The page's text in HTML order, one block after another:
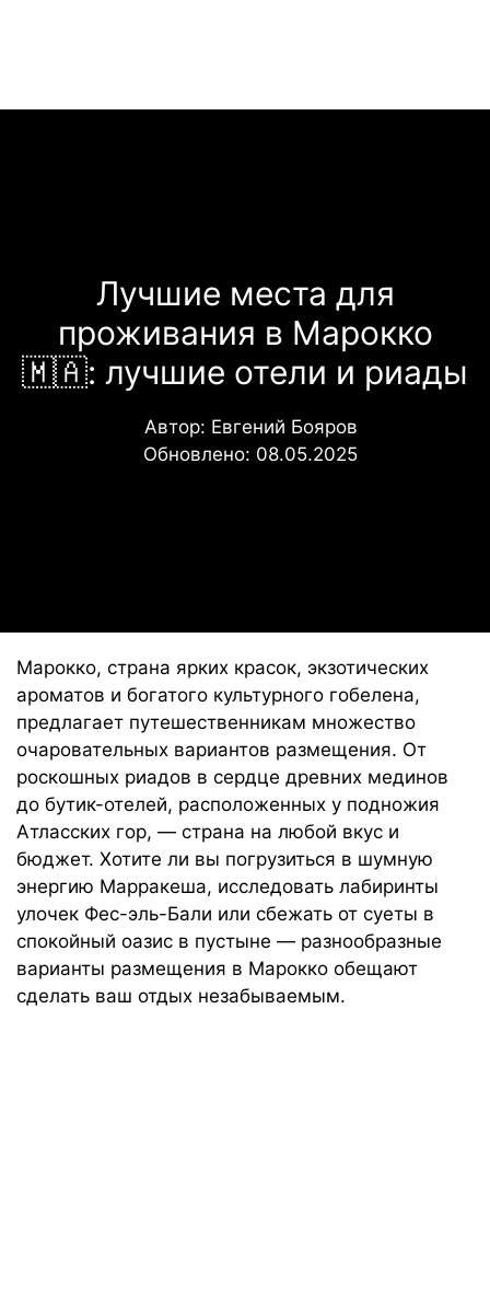
Лучшие места для
проживания в Марокко
🇲🇦: лучшие отели и риады
Автор: Евгений Бояров
Обновлено: 08.05.2025
Марокко, страна ярких красок, экзотических
ароматов и богатого культурного гобелена,
предлагает путешественникам множество
очаровательных вариантов размещения. От
роскошных риадов в сердце древних мединов
до бутик-отелей, расположенных у подножия
Атласских гор, — страна на любой вкус и
бюджет. Хотите ли вы погрузиться в шумную
энергию Марракеша, исследовать лабиринты
улочек Фес-эль-Бали или сбежать от суеты в
спокойный оазис в пустыне — разнообразные
варианты размещения в Марокко обещают
сделать ваш отдых незабываемым.